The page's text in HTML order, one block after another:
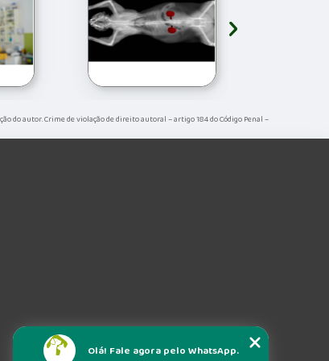
›
do autor. Crime de violação de direito autoral – artigo 184 do Código Penal –
Olá! Fale agora pelo WhatsApp.